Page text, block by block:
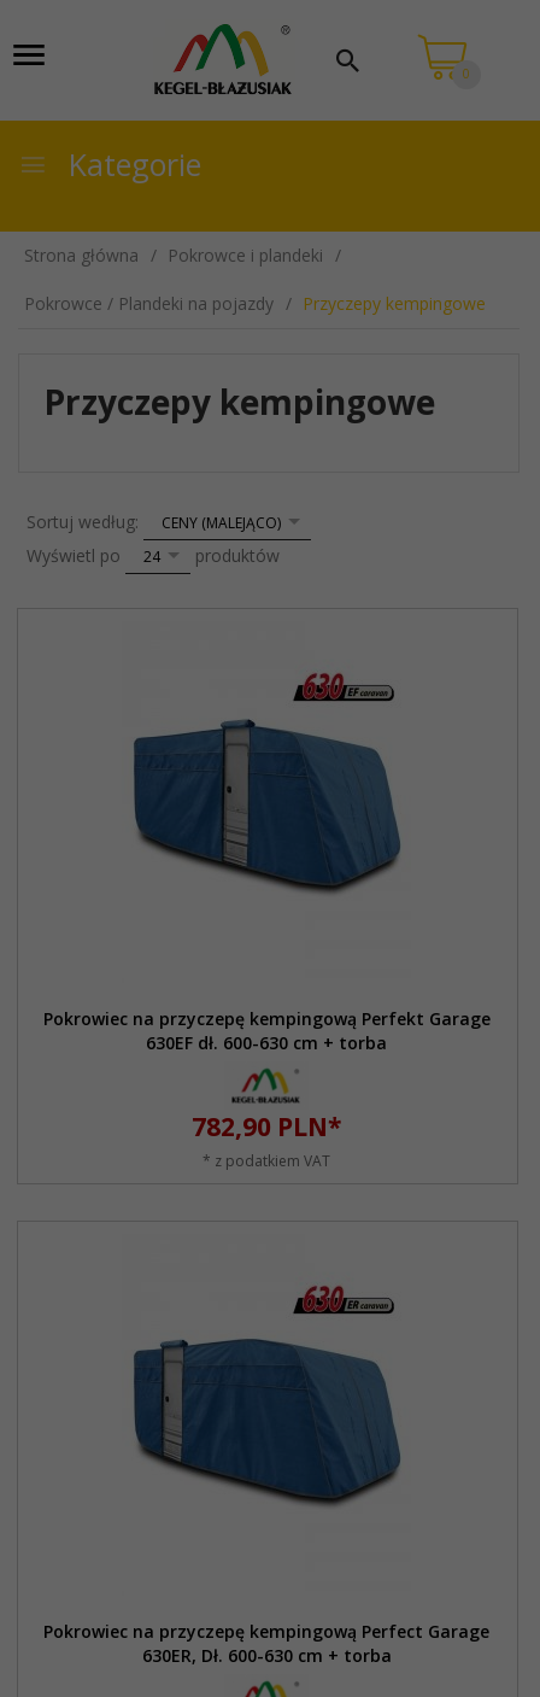
0
Kategorie
Strona główna Pokrowce i plandeki
Pokrowce / Plandeki na pojazdy Przyczepy kempingowe
Przyczepy kempingowe
Sortuj według: sortCENY (MALEJĄCO)
Wyświetl po pop24 produktów
Pokrowiec na przyczepę kempingową Perfekt Garage
630EF dł. 600-630 cm + torba
782,90 PLN*
* z podatkiem VAT
Pokrowiec na przyczepę kempingową Perfect Garage
630ER, Dł. 600-630 cm + torba